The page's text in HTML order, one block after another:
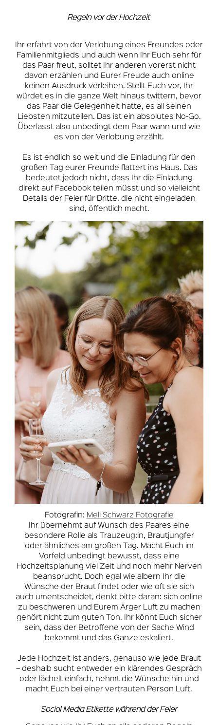
Regeln vor der Hochzeit
Ihr erfahrt von der Verlobung eines Freundes oder
Familienmitglieds und auch wenn Ihr Euch sehr für
das Paar freut, solltet Ihr anderen vorerst nicht
davon erzählen und Eurer Freude auch online
keinen Ausdruck verleihen. Stellt Euch vor, Ihr
würdet es in die ganze Welt hinaus twittern, bevor
das Paar die Gelegenheit hatte, es all seinen
Liebsten mitzuteilen. Das ist ein absolutes No-Go.
Überlasst also unbedingt dem Paar wann und wie
es von der Verlobung erzählt.
Es ist endlich so weit und die Einladung für den
großen Tag eurer Freunde flattert ins Haus. Das
bedeutet jedoch nicht, dass Ihr die Einladung
direkt auf Facebook teilen müsst und so vielleicht
Details der Feier für Dritte, die nicht eingeladen
sind, öffentlich macht.
Fotografin: Meli Schwarz Fotografie
Ihr übernehmt auf Wunsch des Paares eine
besondere Rolle als Trauzeug:in, Brautjungfer
oder ähnliches am großen Tag. Macht Euch im
Vorfeld unbedingt bewusst, dass eine
Hochzeitsplanung viel Zeit und noch mehr Nerven
beansprucht. Doch egal wie albern Ihr die
Wünsche der Braut findet oder wie oft sie sich
auch umentscheidet, denkt bitte daran: sich online
zu beschweren und Eurem Ärger Luft zu machen
gehört nicht zum guten Ton. Ihr könnt Euch sicher
sein, dass der Betroffene von der Sache Wind
bekommt und das Ganze eskaliert.
Jede Hochzeit ist anders, genauso wie jede Braut
– deshalb sucht entweder ein klärendes Gespräch
oder lächelt einfach, nehmt die Wünsche hin und
macht Euch bei einer vertrauten Person Luft.
Social Media Etikette während der Feier